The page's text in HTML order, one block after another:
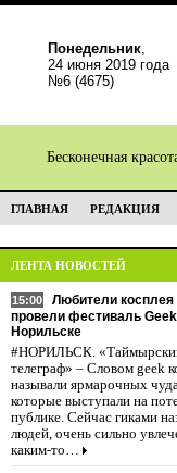
Понедельник,
24 июня 2019 года
№6 (4675)
Бесконечная
ГЛАВНАЯ РЕДАКЦИЯ
ЛЕНТА НОВОСТЕЙ
15:00
Любители косплея
провели фестиваль
Норильске
#НОРИЛЬСК.
телеграф» – Словом geek
называли ярмарочных
которые выступали на
публике. Сейчас гиками
людей, очень сильно
каким-то…